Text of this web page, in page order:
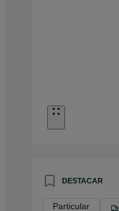
DESTACAR
Particular